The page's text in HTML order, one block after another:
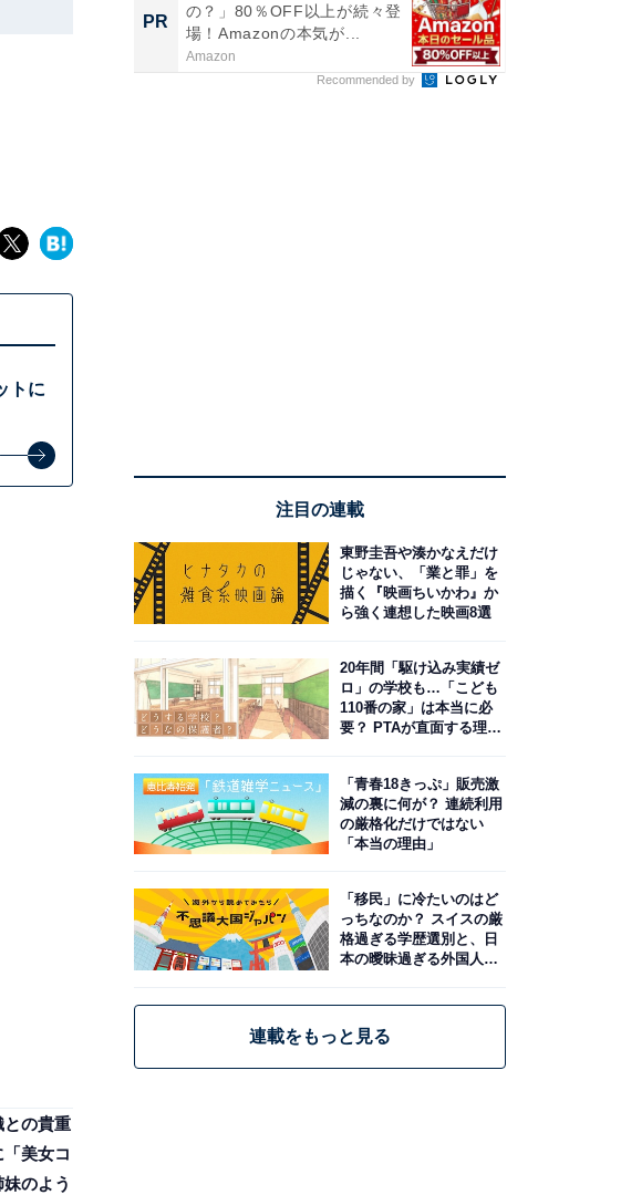
トに
の貴重
美女コ
のよう
PR
の？」80％OFF以上が続々登
場！Amazonの本気が...
Amazon
Recommended by
注目の連載
東野圭吾や湊かなえだけ
じゃない、「業と罪」を
描く『映画ちいかわ』か
ら強く連想した映画8選
20年間「駆け込み実績ゼ
ロ」の学校も…「こども
110番の家」は本当に必
要？ PTAが直面する理想
「青春18きっぷ」販売激
減の裏に何が？ 連続利用
の厳格化だけではない
「本当の理由」
「移民」に冷たいのはど
っちなのか？ スイスの厳
格過ぎる学歴選別と、日
本の曖昧過ぎる外国人政
連載をもっと見る